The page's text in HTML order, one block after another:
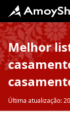
Melhor
Última atualização: